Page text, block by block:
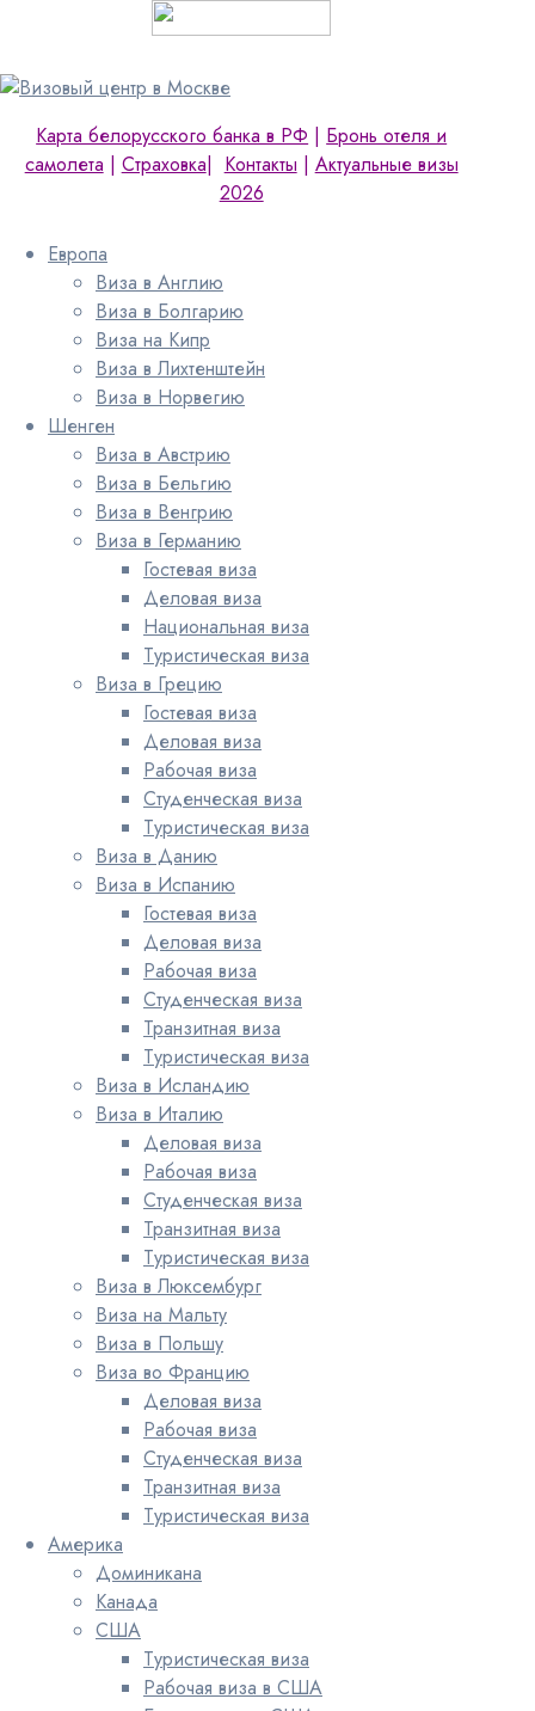
Карта белорусского банка в РФ | Бронь отеля и
самолета | Страховка| Контакты | Актуальные визы
2026
Европа
Виза в Англию
Виза в Болгарию
Виза на Кипр
Виза в Лихтенштейн
Виза в Норвегию
Шенген
Виза в Австрию
Виза в Бельгию
Виза в Венгрию
Виза в Германию
Гостевая виза
Деловая виза
Национальная виза
Туристическая виза
Виза в Грецию
Гостевая виза
Деловая виза
Рабочая виза
Студенческая виза
Туристическая виза
Виза в Данию
Виза в Испанию
Гостевая виза
Деловая виза
Рабочая виза
Студенческая виза
Транзитная виза
Туристическая виза
Виза в Исландию
Виза в Италию
Деловая виза
Рабочая виза
Студенческая виза
Транзитная виза
Туристическая виза
Виза в Люксембург
Виза на Мальту
Виза в Польшу
Виза во Францию
Деловая виза
Рабочая виза
Студенческая виза
Транзитная виза
Туристическая виза
Америка
Доминикана
Канада
США
Туристическая виза
Рабочая виза в США